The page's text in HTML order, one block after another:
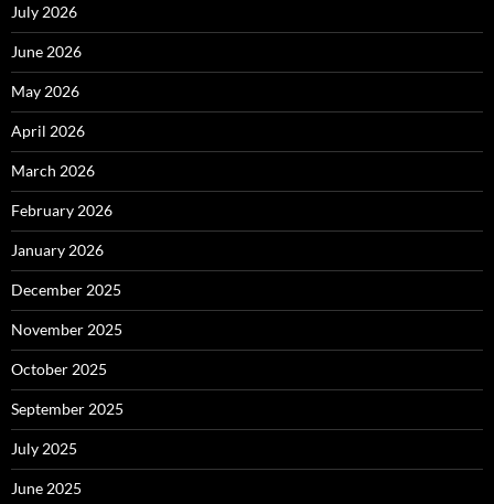
July 2026
June 2026
May 2026
April 2026
March 2026
February 2026
January 2026
December 2025
November 2025
October 2025
September 2025
July 2025
June 2025